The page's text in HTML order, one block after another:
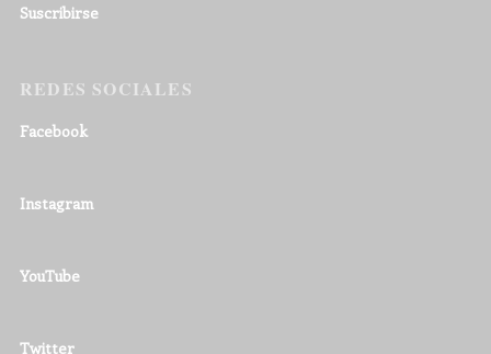
Suscribirse
REDES SOCIALES
Facebook
Instagram
YouTube
Twitter